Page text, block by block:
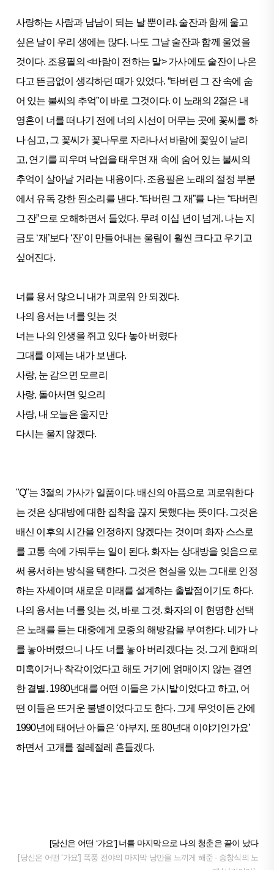
사랑하는 사람과 남남이 되는 날 뿐이랴. 술잔과 함께 울고
싶은 날이 우리 생에는 많다. 나도 그날 술잔과 함께 울었을
것이다. 조용필의 <바람이 전하는 말> 가사에도 술잔이 나온
다고 뜬금없이 생각하던 때가 있었다. “타버린 그 잔 속에 숨
어 있는 불씨의 추억”이 바로 그것이다. 이 노래의 2절은 내
영혼이 너를 떠나기 전에 너의 시선이 머무는 곳에 꽃씨를 하
나 심고, 그 꽃씨가 꽃나무로 자라나서 바람에 꽃잎이 날리
고, 연기를 피우며 낙엽을 태우면 재 속에 숨어 있는 불씨의
추억이 살아날 거라는 내용이다. 조용필은 노래의 절정 부분
에서 유독 강한 된소리를 낸다. “타버린 그 재”를 나는 “타버린
그 잔”으로 오해하면서 들었다. 무려 이십 년이 넘게. 나는 지
금도 ‘재’보다 ‘잔’이 만들어내는 울림이 훨씬 크다고 우기고
싶어진다.
너를 용서 않으니 내가 괴로워 안 되겠다.
나의 용서는 너를 잊는 것
너는 나의 인생을 쥐고 있다 놓아 버렸다
그대를 이제는 내가 보낸다.
사랑, 눈 감으면 모르리
사랑, 돌아서면 잊으리
사랑, 내 오늘은 울지만
다시는 울지 않겠다.
"Q"는 3절의 가사가 일품이다. 배신의 아픔으로 괴로워한다
는 것은 상대방에 대한 집착을 끊지 못했다는 뜻이다. 그것은
배신 이후의 시간을 인정하지 않겠다는 것이며 화자 스스로
를 고통 속에 가둬두는 일이 된다. 화자는 상대방을 잊음으로
써 용서하는 방식을 택한다. 그것은 현실을 있는 그대로 인정
하는 자세이며 새로운 미래를 설계하는 출발점이기도 하다.
나의 용서는 너를 잊는 것, 바로 그것. 화자의 이 현명한 선택
은 노래를 듣는 대중에게 모종의 해방감을 부여한다. 네가 나
를 놓아버렸으니 나도 너를 놓아 버리겠다는 것. 그게 한때의
미혹이거나 착각이었다고 해도 거기에 얽매이지 않는 결연
한 결별. 1980년대를 어떤 이들은 가시밭이었다고 하고, 어
떤 이들은 뜨거운 불볕이었다고도 한다. 그게 무엇이든 간에
1990년에 태어난 아들은 ‘아부지, 또 80년대 이야기인가요’
하면서 고개를 절레절레 흔들겠다.
[당신은 어떤 ‘가요’] 너를 마지막으로 나의 청춘은 끝이 났다
[당신은 어떤 ‘가요’] 폭풍 전야의 마지막 낭만을 느끼게 해준 - 송창식의 노